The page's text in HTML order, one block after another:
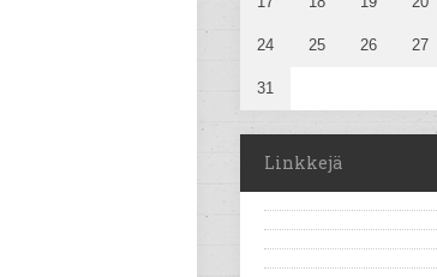
24 25 26 27
31
Linkkejä